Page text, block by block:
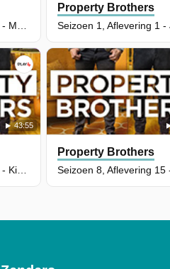
43:55
Property Brothers
Property Brothers